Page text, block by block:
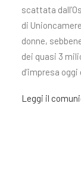
scattata
di
donne,
dei quasi 3
d’impresa
Leggi il